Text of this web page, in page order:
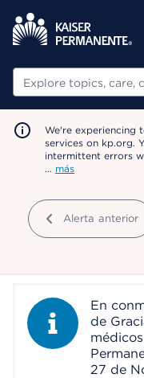
Buscar
We're experiencing
services on kp.org.
intermittent errors
… más
Alerta anterior
Information Alert
En
de
27 de